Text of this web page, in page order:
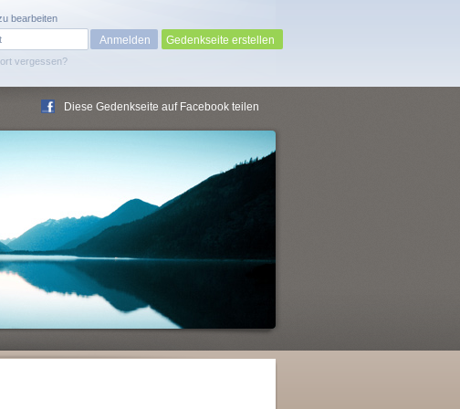
vergessen?
bearbeiten
Gedenkseite erstellen
Diese Gedenkseite auf Facebook teilen